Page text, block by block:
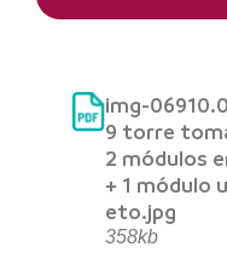
img-
9 torre
2 módulos
+ 1 módulo
eto.jpg
358kb